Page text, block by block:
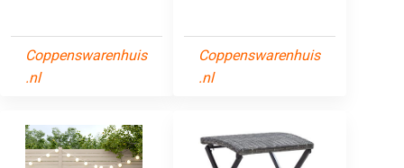
Coppenswarenhuis
.nl
Coppenswarenhuis
.nl